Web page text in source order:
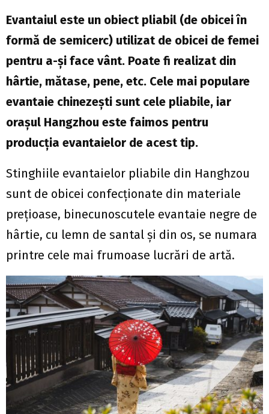
Evantaiul este un obiect pliabil (de obicei în
formă de semicerc) utilizat de obicei de femei
pentru a-și face vânt. Poate fi realizat din
hârtie, mătase, pene, etc. Cele mai populare
evantaie chinezești sunt cele pliabile, iar
orașul Hangzhou este faimos pentru
producția evantaielor de acest tip.
Stinghiile evantaielor pliabile din Hanghzou
sunt de obicei confecționate din materiale
prețioase, binecunoscutele evantaie negre de
hârtie, cu lemn de santal și din os, se numara
printre cele mai frumoase lucrări de artă.